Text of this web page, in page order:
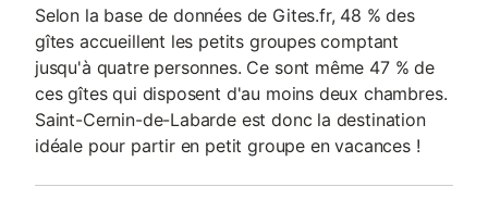
Selon la base de données de Gites.fr, 48 % des
gîtes accueillent les petits groupes comptant
jusqu'à quatre personnes. Ce sont même 47 % de
ces gîtes qui disposent d'au moins deux chambres.
Saint-Cernin-de-Labarde est donc la destination
idéale pour partir en petit groupe en vacances !